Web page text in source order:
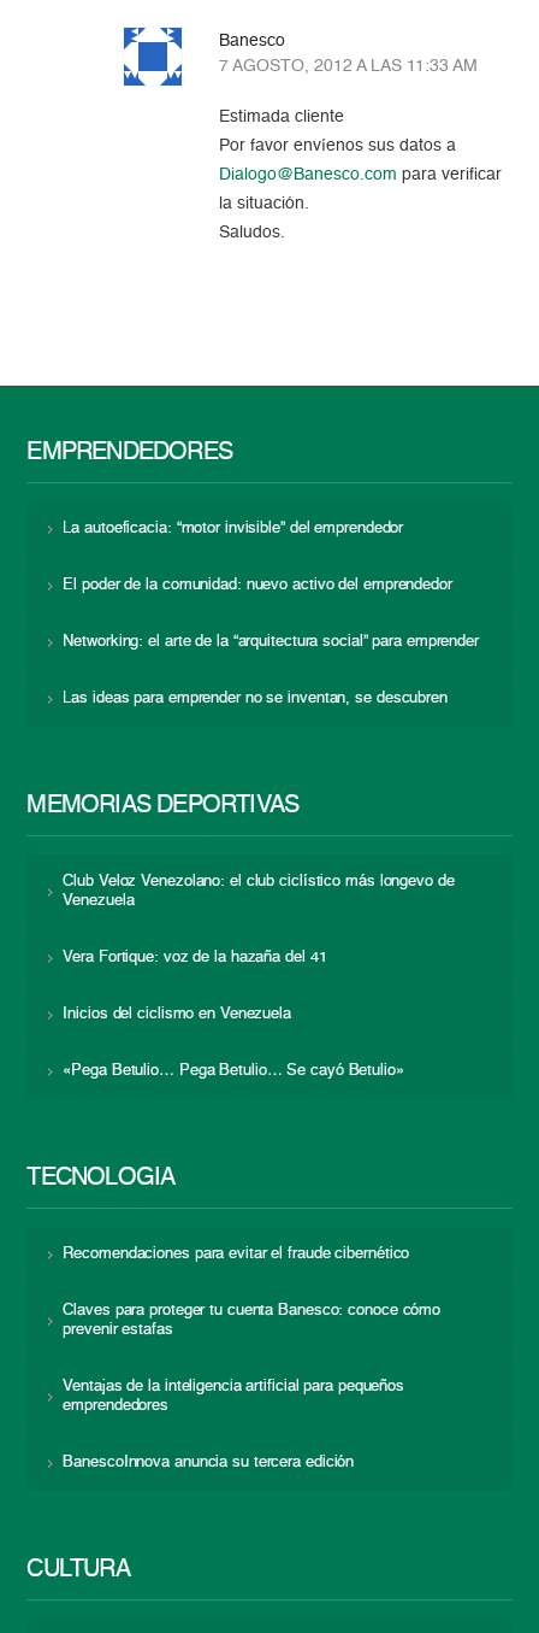
Banesco
7 AGOSTO, 2012 A LAS 11:33 AM
Estimada cliente
Por favor envíenos sus datos a
Dialogo@Banesco.com para verificar
la situación.
Saludos.
EMPRENDEDORES
La autoeficacia: “motor invisible” del emprendedor
El poder de la comunidad: nuevo activo del emprendedor
Networking: el arte de la “arquitectura social” para emprender
Las ideas para emprender no se inventan, se descubren
MEMORIAS DEPORTIVAS
Club Veloz Venezolano: el club ciclístico más longevo de
Venezuela
Vera Fortique: voz de la hazaña del 41
Inicios del ciclismo en Venezuela
«Pega Betulio… Pega Betulio… Se cayó Betulio»
TECNOLOGÍA
Recomendaciones para evitar el fraude cibernético
Claves para proteger tu cuenta Banesco: conoce cómo
prevenir estafas
Ventajas de la inteligencia artificial para pequeños
emprendedores
BanescoInnova anuncia su tercera edición
CULTURA